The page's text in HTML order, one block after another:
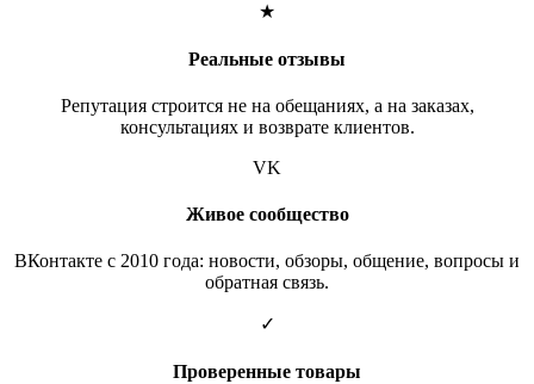
★
Реальные отзывы
Репутация строится не на обещаниях, а на заказах,
консультациях и возврате клиентов.
VK
Живое сообщество
ВКонтакте с 2010 года: новости, обзоры, общение, вопросы и
обратная связь.
✓
Проверенные товары